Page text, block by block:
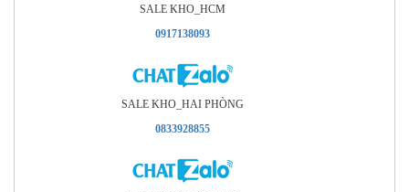
SALE KHO_HCM
0917138093
SALE KHO_HAI PHÒNG
0833928855